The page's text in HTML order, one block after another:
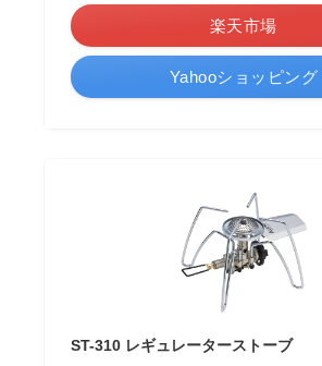
楽天市場
Yahooショッピング
ST-310 レギュレーターストーブ